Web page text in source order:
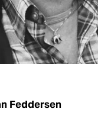
Feddersen